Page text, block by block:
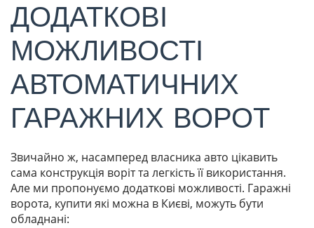
ДОДАТКОВІ
МОЖЛИВОСТІ
АВТОМАТИЧНИХ
ГАРАЖНИХ ВОРОТ
Звичайно ж, насамперед власника авто цікавить
сама конструкція воріт та легкість її використання.
Але ми пропонуємо додаткові можливості. Гаражні
ворота, купити які можна в Києві, можуть бути
обладнані: